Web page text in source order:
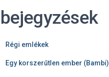
bejegyzések
Régi emlékek
Egy korszerűtlen ember (Bambi)